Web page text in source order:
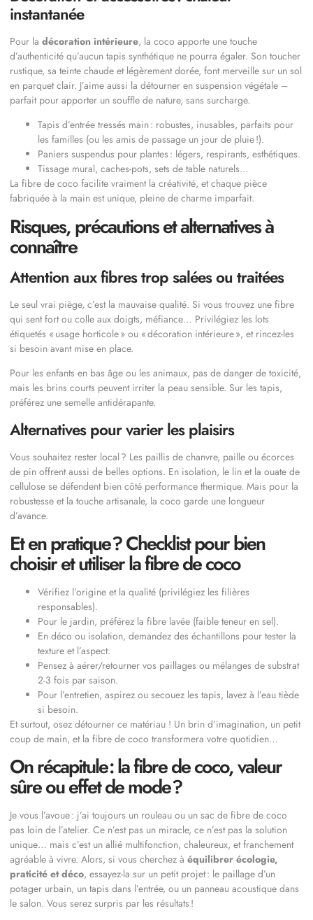
instantanée
Pour la décoration intérieure, la coco apporte une touche
d’authenticité qu’aucun tapis synthétique ne pourra égaler. Son toucher
rustique, sa teinte chaude et légèrement dorée, font merveille sur un sol
en parquet clair. J’aime aussi la détourner en suspension végétale –
parfait pour apporter un souffle de nature, sans surcharge.
Tapis d’entrée tressés main : robustes, inusables, parfaits pour
les familles (ou les amis de passage un jour de pluie !).
Paniers suspendus pour plantes : légers, respirants, esthétiques.
Tissage mural, caches-pots, sets de table naturels…
La fibre de coco facilite vraiment la créativité, et chaque pièce
fabriquée à la main est unique, pleine de charme imparfait.
Risques, précautions et alternatives à
connaître
Attention aux fibres trop salées ou traitées
Le seul vrai piège, c’est la mauvaise qualité. Si vous trouvez une fibre
qui sent fort ou colle aux doigts, méfiance… Privilégiez les lots
étiquetés « usage horticole » ou « décoration intérieure », et rincez-les
si besoin avant mise en place.
Pour les enfants en bas âge ou les animaux, pas de danger de toxicité,
mais les brins courts peuvent irriter la peau sensible. Sur les tapis,
préférez une semelle antidérapante.
Alternatives pour varier les plaisirs
Vous souhaitez rester local ? Les paillis de chanvre, paille ou écorces
de pin offrent aussi de belles options. En isolation, le lin et la ouate de
cellulose se défendent bien côté performance thermique. Mais pour la
robustesse et la touche artisanale, la coco garde une longueur
d’avance.
Et en pratique ? Checklist pour bien
choisir et utiliser la fibre de coco
Vérifiez l’origine et la qualité (privilégiez les filières
responsables).
Pour le jardin, préférez la fibre lavée (faible teneur en sel).
En déco ou isolation, demandez des échantillons pour tester la
texture et l’aspect.
Pensez à aérer/retourner vos paillages ou mélanges de substrat
2-3 fois par saison.
Pour l’entretien, aspirez ou secouez les tapis, lavez à l’eau tiède
si besoin.
Et surtout, osez détourner ce matériau ! Un brin d’imagination, un petit
coup de main, et la fibre de coco transformera votre quotidien…
On récapitule : la fibre de coco, valeur
sûre ou effet de mode ?
Je vous l’avoue : j’ai toujours un rouleau ou un sac de fibre de coco
pas loin de l’atelier. Ce n’est pas un miracle, ce n’est pas la solution
unique… mais c’est un allié multifonction, chaleureux, et franchement
agréable à vivre. Alors, si vous cherchez à équilibrer écologie,
praticité et déco, essayez-la sur un petit projet : le paillage d’un
potager urbain, un tapis dans l’entrée, ou un panneau acoustique dans
le salon. Vous serez surpris par les résultats !